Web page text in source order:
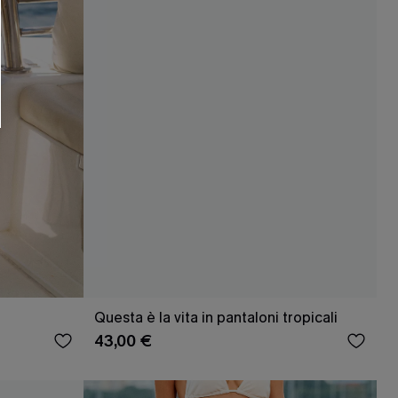
Questa è la vita in pantaloni tropicali
43,00 €
SCONT
e-mail di marketing (compresi contenuti
i nostri Termini e condizioni
come i pixel presenti nelle
valutare il livello di coinvolgimento,
. Puoi annullare l'iscrizione in qualsiasi